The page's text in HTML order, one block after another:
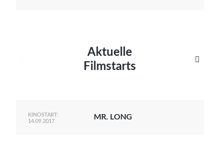
Aktuelle
Filmstarts

KINOSTART:
14.09.2017
MR. LONG